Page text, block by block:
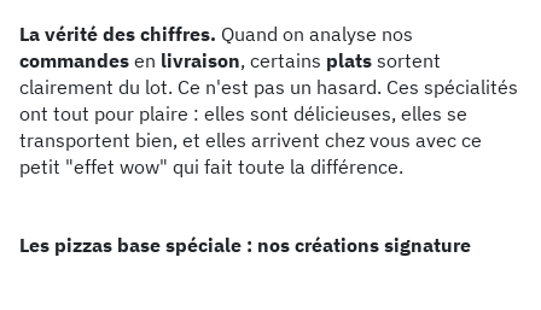
La vérité des chiffres. Quand on analyse nos
commandes en livraison, certains plats sortent
clairement du lot. Ce n'est pas un hasard. Ces spécialités
ont tout pour plaire : elles sont délicieuses, elles se
transportent bien, et elles arrivent chez vous avec ce
petit "effet wow" qui fait toute la différence.
Les pizzas base spéciale : nos créations signature